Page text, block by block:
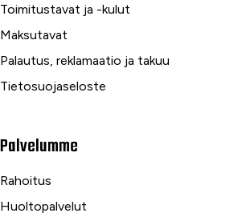
Toimitustavat ja -kulut
Maksutavat
Palautus, reklamaatio ja takuu
Tietosuojaseloste
Palvelumme
Rahoitus
Huoltopalvelut